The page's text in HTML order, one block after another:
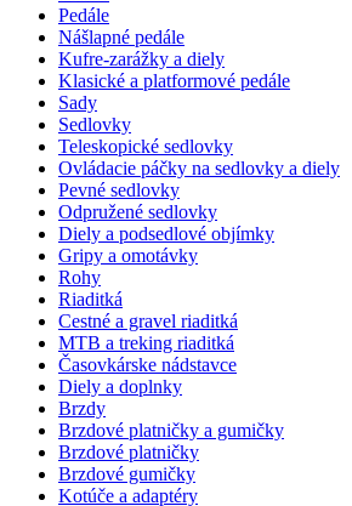
Pedále
Nášlapné pedále
Kufre-zarážky a diely
Klasické a platformové pedále
Sady
Sedlovky
Teleskopické sedlovky
Ovládacie páčky na sedlovky a diely
Pevné sedlovky
Odpružené sedlovky
Diely a podsedlové objímky
Gripy a omotávky
Rohy
Riaditká
Cestné a gravel riaditká
MTB a treking riaditká
Časovkárske nádstavce
Diely a doplnky
Brzdy
Brzdové platničky a gumičky
Brzdové platničky
Brzdové gumičky
Kotúče a adaptéry